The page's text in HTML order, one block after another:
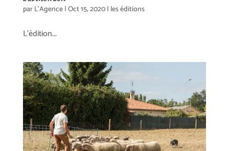
parL'Agence|Oct 15, 2020| les éditions
L’édition...